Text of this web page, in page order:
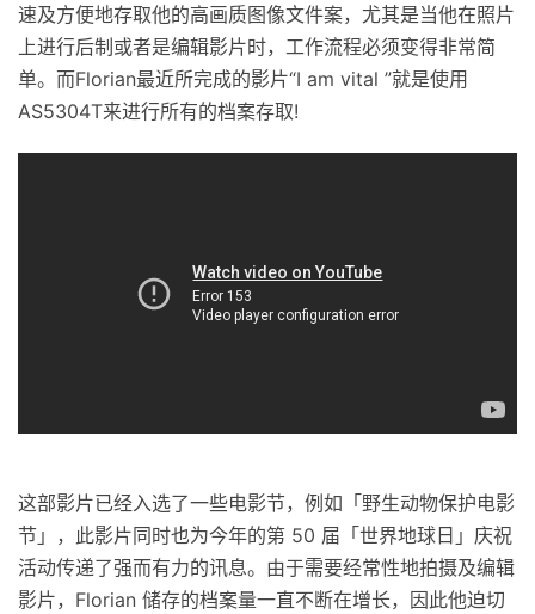
速及方便地存取他的高画质图像文件案，尤其是当他在照片
上进行后制或者是编辑影片时，工作流程必须变得非常简
单。而Florian最近所完成的影片“I am vital ”就是使用
AS5304T来进行所有的档案存取!
这部影片已经入选了一些电影节，例如「野生动物保护电影
节」，此影片同时也为今年的第 50 届「世界地球日」庆祝
活动传递了强而有力的讯息。由于需要经常性地拍摄及编辑
影片，Florian 储存的档案量一直不断在增长，因此他迫切